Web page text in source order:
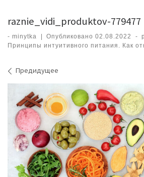
raznie_vidi_produktov-779477
- minytka Опубликовано02.08.2022 -
Принципы интуитивного питания. Как
Навигация по изображениям
Предидущее